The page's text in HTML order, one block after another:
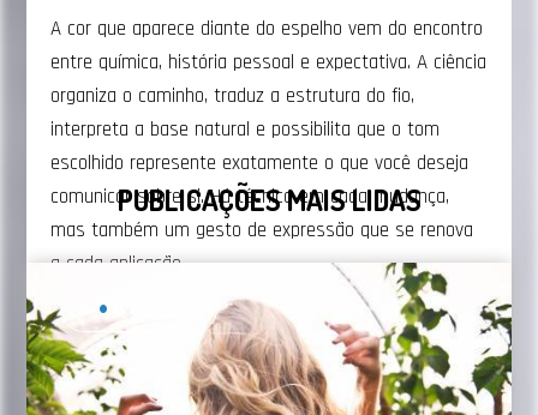
A cor que aparece diante do espelho vem do encontro
entre química, história pessoal e expectativa. A ciência
organiza o caminho, traduz a estrutura do fio,
interpreta a base natural e possibilita que o tom
escolhido represente exatamente o que você deseja
comunicar sobre si. Há técnica em cada mudança,
mas também um gesto de expressão que se renova
a cada aplicação.
Assim é possível obter profundidade quando
pigmentos, textura e luminosidade trabalham em
harmonia. Colorações desenvolvidas pela Beautycolor
PUBLICAÇÕES MAIS LIDAS